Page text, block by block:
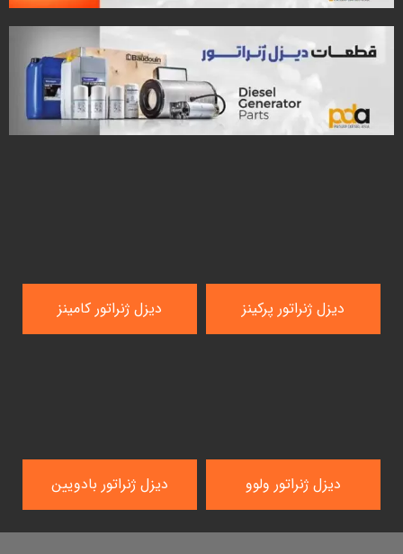
دیزل ژنراتور پرکینز دیزل ژنراتور کامینز
دیزل ژنراتور ولوو دیزل ژنراتور بادویین